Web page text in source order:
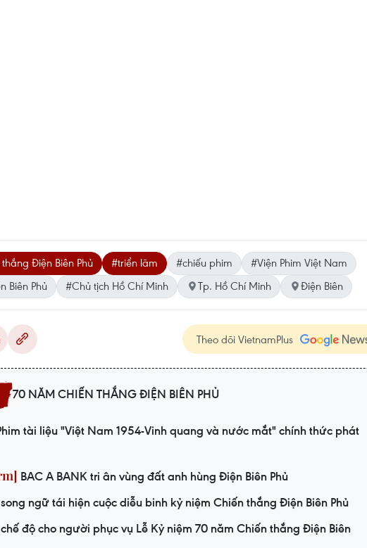
Điện Biên Phủ #triển lãm #chiếu phim
#Viện Phim Việt Nam
Biên Phủ
#Chủ tịch Hồ Chí Minh Tp. Hồ Chí Minh Điện Biên
Theo dõi VietnamPlus
70 NĂM CHIẾN THẮNG ĐIỆN BIÊN PHỦ
tài liệu "Việt Nam 1954-Vinh quang và nước mắt" chính thức phát
BAC A BANK tri ân vùng đất anh hùng Điện Biên Phủ
ngữ tái hiện cuộc diễu binh kỷ niệm Chiến thắng Điện Biên Phủ
độ cho người phục vụ Lễ Kỷ niệm 70 năm Chiến thắng Điện Biên